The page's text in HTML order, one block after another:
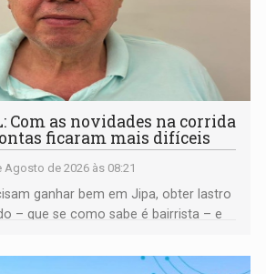
Com as novidades na corrida
ficaram mais difíceis
Agosto de 2026 às 08:21
ganhar bem em Jipa, obter lastro
– que se como sabe é bairrista – e